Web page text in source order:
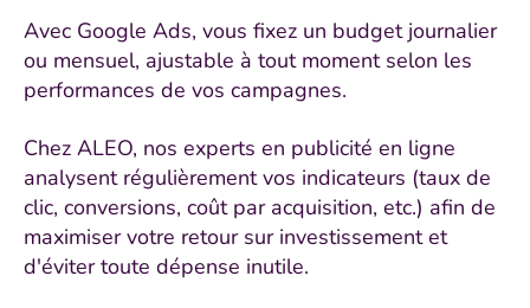
Avec Google Ads, vous fixez un budget journalier
ou mensuel, ajustable à tout moment selon les
performances de vos campagnes.
Chez ALEO, nos experts en publicité en ligne
analysent régulièrement vos indicateurs (taux de
clic, conversions, coût par acquisition, etc.) afin de
maximiser votre retour sur investissement et
d'éviter toute dépense inutile.